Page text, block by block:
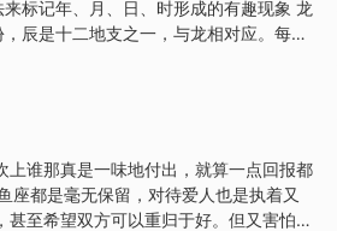
标记年、月、日、时形成的有趣现象 龙
辰是十二地支之一，与龙相对应。每隔
中也带有“辰”字的月份，即农历三
二地支，它们排列成60个干支组合：
环往复。中国农历至今仍沿用干支纪
今年为甲辰龙年；农历日按数序纪法和
为划分月份的标准，用数字来定月序
谁那真是一味地付出，就算一点回报都
座都是毫无保留，对待爱人也是执着又
至希望双方可以重归于好。但又害怕再